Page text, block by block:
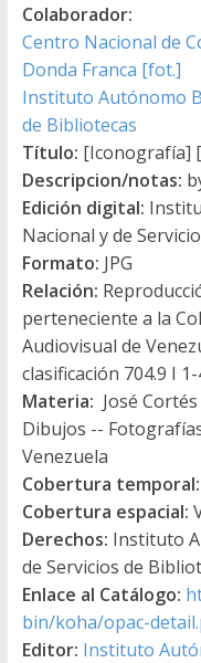
Colaborador:
Centro Nacional de
Donda Franca [fot.]
Instituto Autónomo
de Bibliotecas
Título: [Iconografía]
Descripcion/notas:
Edición digital:
Nacional y de
Formato: JPG
Relación:
perteneciente a la
Audiovisual de
clasificación 704.9 I
Materia: José
Dibujos --
Venezuela
Cobertura temporal:
Cobertura espacial:
Derechos: Instituto
de Servicios de
Enlace al Catálogo:
bin/koha/opac-
Editor: Instituto